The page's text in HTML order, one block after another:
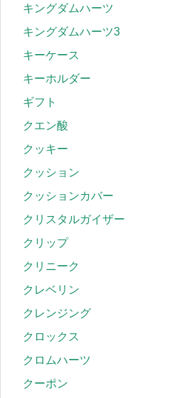
キングダムハーツ
キングダムハーツ3
キーケース
キーホルダー
ギフト
クエン酸
クッキー
クッション
クッションカバー
クリスタルガイザー
クリップ
クリニーク
クレベリン
クレンジング
クロックス
クロムハーツ
クーポン